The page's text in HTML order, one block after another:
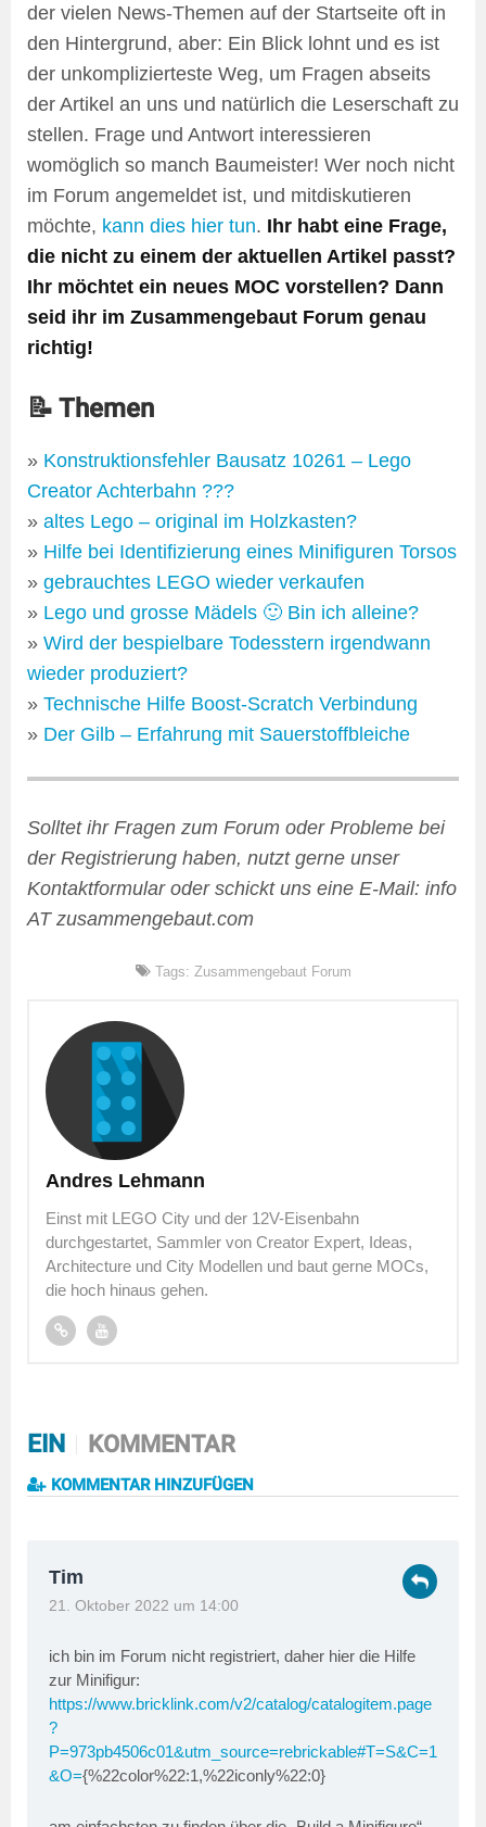
der vielen News-Themen auf der Startseite oft in
den Hintergrund, aber: Ein Blick lohnt und es ist
der unkomplizierteste Weg, um Fragen abseits
der Artikel an uns und natürlich die Leserschaft zu
stellen. Frage und Antwort interessieren
womöglich so manch Baumeister! Wer noch nicht
im Forum angemeldet ist, und mitdiskutieren
möchte, kann dies hier tun. Ihr habt eine Frage,
die nicht zu einem der aktuellen Artikel passt?
Ihr möchtet ein neues MOC vorstellen? Dann
seid ihr im Zusammengebaut Forum genau
richtig!
📝 Themen
» Konstruktionsfehler Bausatz 10261 – Lego
Creator Achterbahn ???
» altes Lego – original im Holzkasten?
» Hilfe bei Identifizierung eines Minifiguren Torsos
» gebrauchtes LEGO wieder verkaufen
» Lego und grosse Mädels 🙂 Bin ich alleine?
» Wird der bespielbare Todesstern irgendwann
wieder produziert?
» Technische Hilfe Boost-Scratch Verbindung
» Der Gilb – Erfahrung mit Sauerstoffbleiche
Solltet ihr Fragen zum Forum oder Probleme bei
der Registrierung haben, nutzt gerne unser
Kontaktformular oder schickt uns eine E-Mail: info
AT zusammengebaut.com
Tags: Zusammengebaut Forum
Andres Lehmann
Einst mit LEGO City und der 12V-Eisenbahn
durchgestartet, Sammler von Creator Expert, Ideas,
Architecture und City Modellen und baut gerne MOCs,
die hoch hinaus gehen.
EIN KOMMENTAR
KOMMENTAR HINZUFÜGEN
Tim
21. Oktober 2022 um 14:00
ich bin im Forum nicht registriert, daher hier die Hilfe
zur Minifigur:
https://www.bricklink.com/v2/catalog/catalogitem.page
?
P=973pb4506c01&utm_source=rebrickable#T=S&C=1
&O={%22color%22:1,%22iconly%22:0}